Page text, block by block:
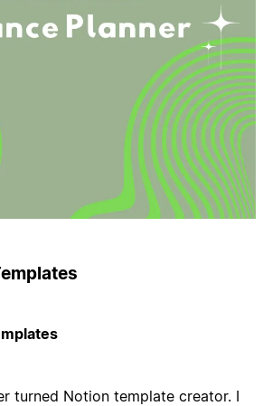
turned Notion template creator. I